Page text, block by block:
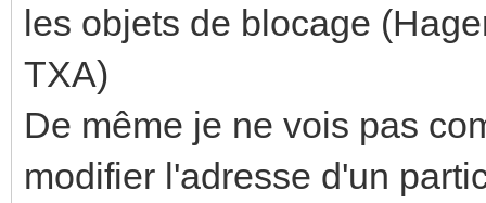
les objets de blocage
TXA)
De même je ne vois pas
modifier l'adresse d'un